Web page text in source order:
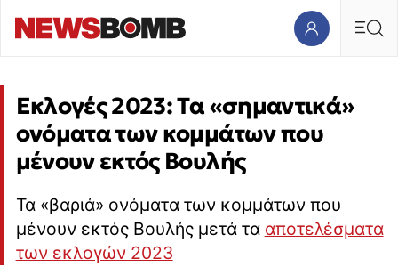
Εκλογές 2023: Τα «σημαντικά»
ονόματα των κομμάτων που
μένουν εκτός Βουλής
Τα «βαριά» ονόματα των κομμάτων που
μένουν εκτός Βουλής μετά τα αποτελέσματα
των εκλογών 2023